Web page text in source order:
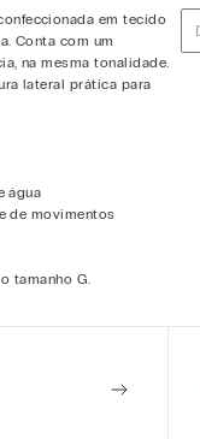
em tecido
Conta com um
na mesma tonalidade.
lateral prática para
água
de movimentos
tamanho G.